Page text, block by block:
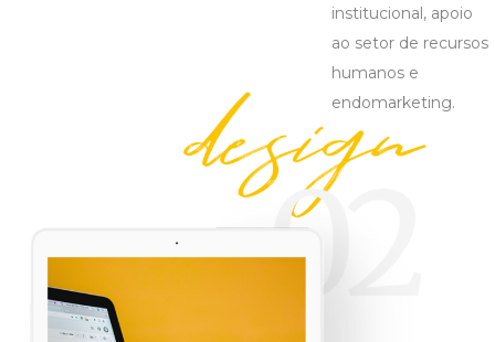
institucional, apoio
ao setor de recursos
humanos e
endomarketing.